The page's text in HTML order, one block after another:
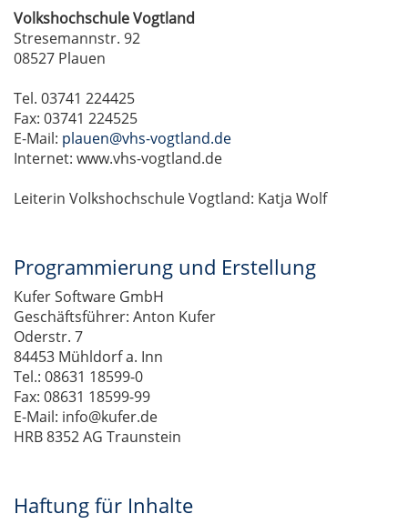
Volkshochschule Vogtland
Stresemannstr. 92
08527 Plauen
Tel. 03741 224425
Fax: 03741 224525
E-Mail: plauen@vhs-vogtland.de
Internet: www.vhs-vogtland.de
Leiterin Volkshochschule Vogtland: Katja Wolf
Programmierung und Erstellung
Kufer Software GmbH
Geschäftsführer: Anton Kufer
Oderstr. 7
84453 Mühldorf a. Inn
Tel.: 08631 18599-0
Fax: 08631 18599-99
E-Mail: info@kufer.de
HRB 8352 AG Traunstein
Haftung für Inhalte